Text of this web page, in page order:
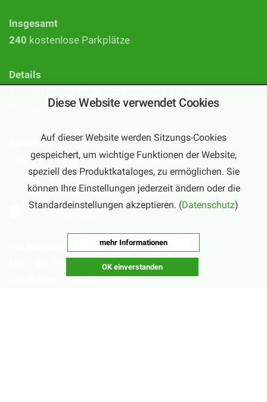
Insgesamt
240 kostenlose Parkplätze
Details
Hochsaison nur 1 Gehminute entfernt
Bahnhof
2 Gehminuten bis zum Bahnhof Bürstadt
Öffnungszeiten
10:00 – 20:00 Uhr
(September – Februar)
Diese Website verwendet Cookies
Auf dieser Website werden Sitzungs-Cookies
gespeichert, um wichtige Funktionen der Website,
speziell des Produktkataloges, zu ermöglichen. Sie
können Ihre Einstellungen jederzeit ändern oder die
Standardeinstellungen akzeptieren. (Datenschutz)
mehr Informationen
OK einverstanden